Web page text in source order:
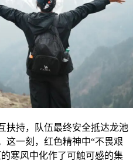
扶持，队伍最终安全抵达龙池
这一刻，红色精神中“不畏艰
寒风中化作了可触可感的集